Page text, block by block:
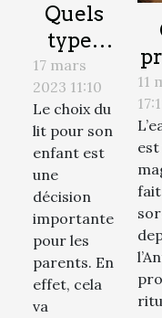
Quels
types
de lits
choisir
pour
son
enfant ?
17 mars
2023 11:10
Le choix du
lit pour son
enfant est
une
décision
importante
pour les
parents. En
effet, cela
va
11